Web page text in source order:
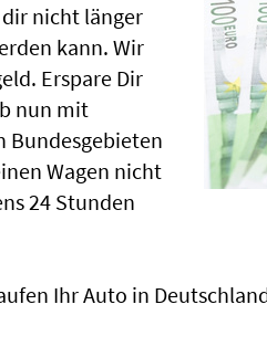
nicht länger
kann. Wir
Erspare Dir
nun mit
Bundesgebieten
Wagen nicht
24 Stunden
Ihr Auto in